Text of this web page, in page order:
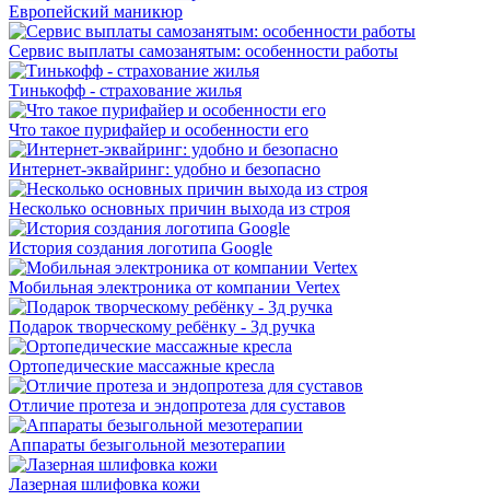
Европейский маникюр
Сервис выплаты самозанятым: особенности работы
Тинькофф - страхование жилья
Что такое пурифайер и особенности его
Интернет-эквайринг: удобно и безопасно
Несколько основных причин выхода из строя
История создания логотипа Google
Мобильная электроника от компании Vertex
Подарок творческому ребёнку - 3д ручка
Ортопедические массажные кресла
Отличие протеза и эндопротеза для суставов
Аппараты безыгольной мезотерапии
Лазерная шлифовка кожи